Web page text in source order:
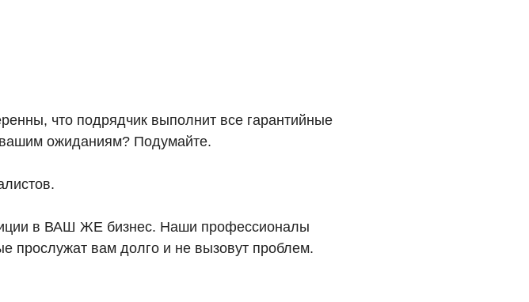
что подрядчик выполнит все гарантийные
вашим ожиданиям? Подумайте.
в ВАШ ЖЕ бизнес. Наши профессионалы
прослужат вам долго и не вызовут проблем.